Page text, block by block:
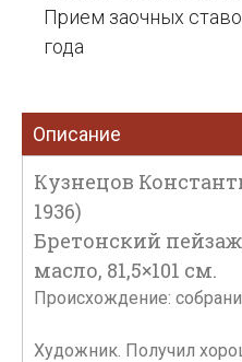
Прием заочных
года
Описание
Кузнецов
1936)
Бретонский пейзаж.
масло, 81,5×101 см.
Происхождение:
Художник. Получил